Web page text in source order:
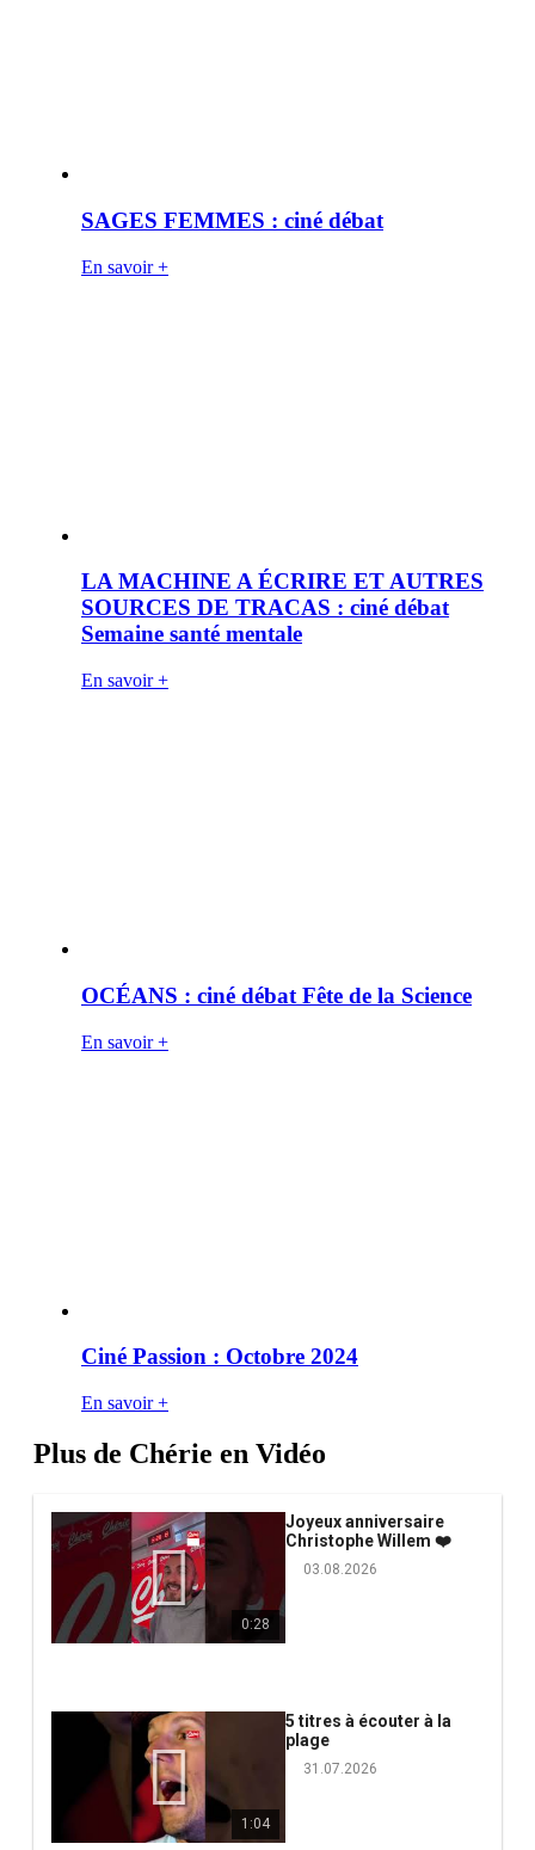
SAGES FEMMES : ciné débat
En savoir +
LA MACHINE A ÉCRIRE ET AUTRES
SOURCES DE TRACAS : ciné débat
Semaine santé mentale
En savoir +
OCÉANS : ciné débat Fête de la Science
En savoir +
Ciné Passion : Octobre 2024
En savoir +
Plus de Chérie en Vidéo
0:28
Joyeux anniversaire
Christophe Willem ❤️
03.08.2026
1:04
5 titres à écouter à la
plage
31.07.2026